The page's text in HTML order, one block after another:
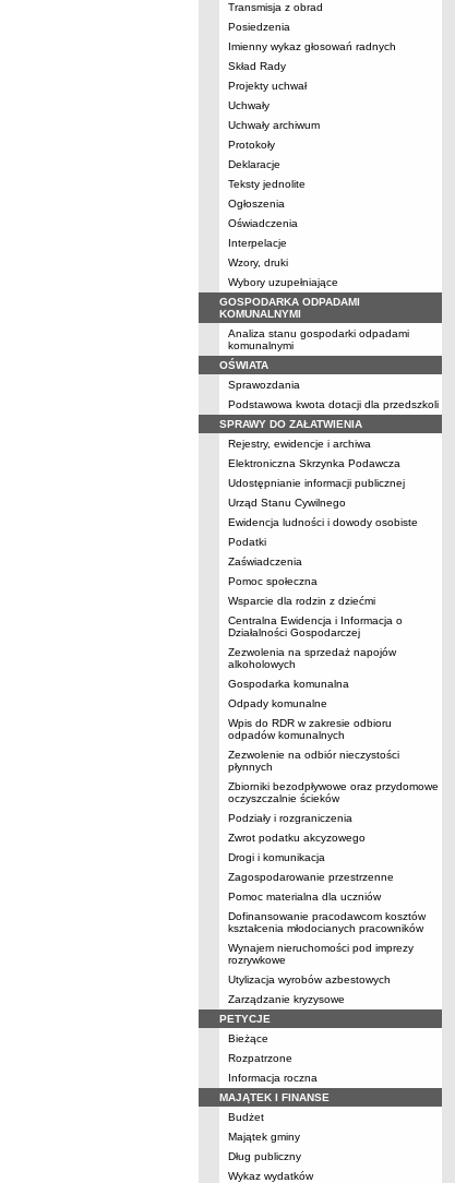
Transmisja z obrad
Posiedzenia
Imienny wykaz głosowań radnych
Skład Rady
Projekty uchwał
Uchwały
Uchwały archiwum
Protokoły
Deklaracje
Teksty jednolite
Ogłoszenia
Oświadczenia
Interpelacje
Wzory, druki
Wybory uzupełniające
GOSPODARKA ODPADAMI
KOMUNALNYMI
Analiza stanu gospodarki odpadami
komunalnymi
OŚWIATA
Sprawozdania
Podstawowa kwota dotacji dla przedszkoli
SPRAWY DO ZAŁATWIENIA
Rejestry, ewidencje i archiwa
Elektroniczna Skrzynka Podawcza
Udostępnianie informacji publicznej
Urząd Stanu Cywilnego
Ewidencja ludności i dowody osobiste
Podatki
Zaświadczenia
Pomoc społeczna
Wsparcie dla rodzin z dziećmi
Centralna Ewidencja i Informacja o
Działalności Gospodarczej
Zezwolenia na sprzedaż napojów
alkoholowych
Gospodarka komunalna
Odpady komunalne
Wpis do RDR w zakresie odbioru
odpadów komunalnych
Zezwolenie na odbiór nieczystości
płynnych
Zbiorniki bezodpływowe oraz przydomowe
oczyszczalnie ścieków
Podziały i rozgraniczenia
Zwrot podatku akcyzowego
Drogi i komunikacja
Zagospodarowanie przestrzenne
Pomoc materialna dla uczniów
Dofinansowanie pracodawcom kosztów
kształcenia młodocianych pracowników
Wynajem nieruchomości pod imprezy
rozrywkowe
Utylizacja wyrobów azbestowych
Zarządzanie kryzysowe
PETYCJE
Bieżące
Rozpatrzone
Informacja roczna
MAJĄTEK I FINANSE
Budżet
Majątek gminy
Dług publiczny
Wykaz wydatków